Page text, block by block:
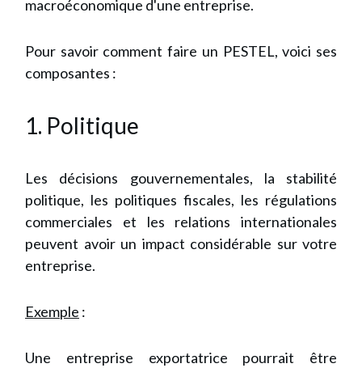
macroéconomique d'une entreprise.
Pour savoir comment faire un PESTEL, voici ses
composantes :
1. Politique
Les décisions gouvernementales, la stabilité
politique, les politiques fiscales, les régulations
commerciales et les relations internationales
peuvent avoir un impact considérable sur votre
entreprise.
Exemple :
Une entreprise exportatrice pourrait être